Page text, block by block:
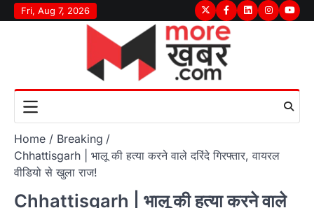
Skip
to
Fri, Aug 7, 2026 TwitterFacebook
LinkedInInstagram
Home
Breaking
Chhattisgarh | भालू की हत्या करने वाले दरिंदे गिरफ्तार, वायरल
वीडियो से खुला राज!
Chhattisgarh | भालू की हत्या करने वाले